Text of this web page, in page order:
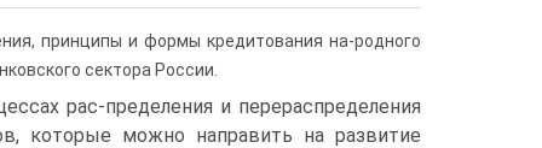
принципы и формы кредитования на-родного
сектора России.
рас-пределения и перераспределения
которые можно направить на развитие